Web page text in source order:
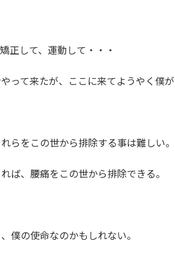
正して、運動して・・・
って来たが、ここに来てようやく僕
らをこの世から排除する事は難しい。
ば、腰痛をこの世から排除できる。
僕の使命なのかもしれない。